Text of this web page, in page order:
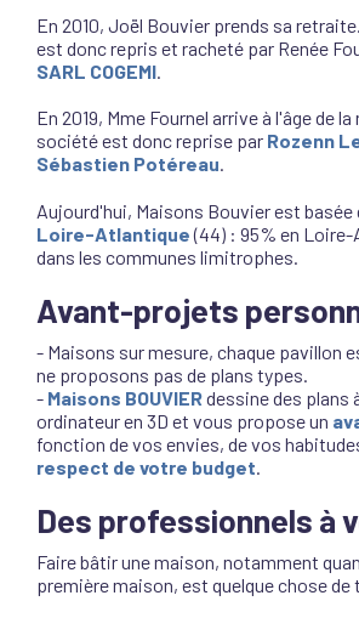
En 2010, Joël Bouvier prends sa
est donc repris et racheté par Renée
SARL COGEMI.
En 2019, Mme Fournel arrive à l'âge de
société est donc reprise par Rozenn
Sébastien Potéreau.
Aujourd'hui, Maisons Bouvier est basée
Loire-Atlantique(44) : 95% en
dans les communes limitrophes.
Avant-projets
- Maisons sur mesure, chaque pavillon
ne proposons pas de plans types.
- Maisons BOUVIERdessine des plans
ordinateur en 3D et vous propose un
fonction de vos envies, de vos
respect de votre budget.
Des professionnels à
Faire bâtir une maison, notamment
première maison, est quelque chose